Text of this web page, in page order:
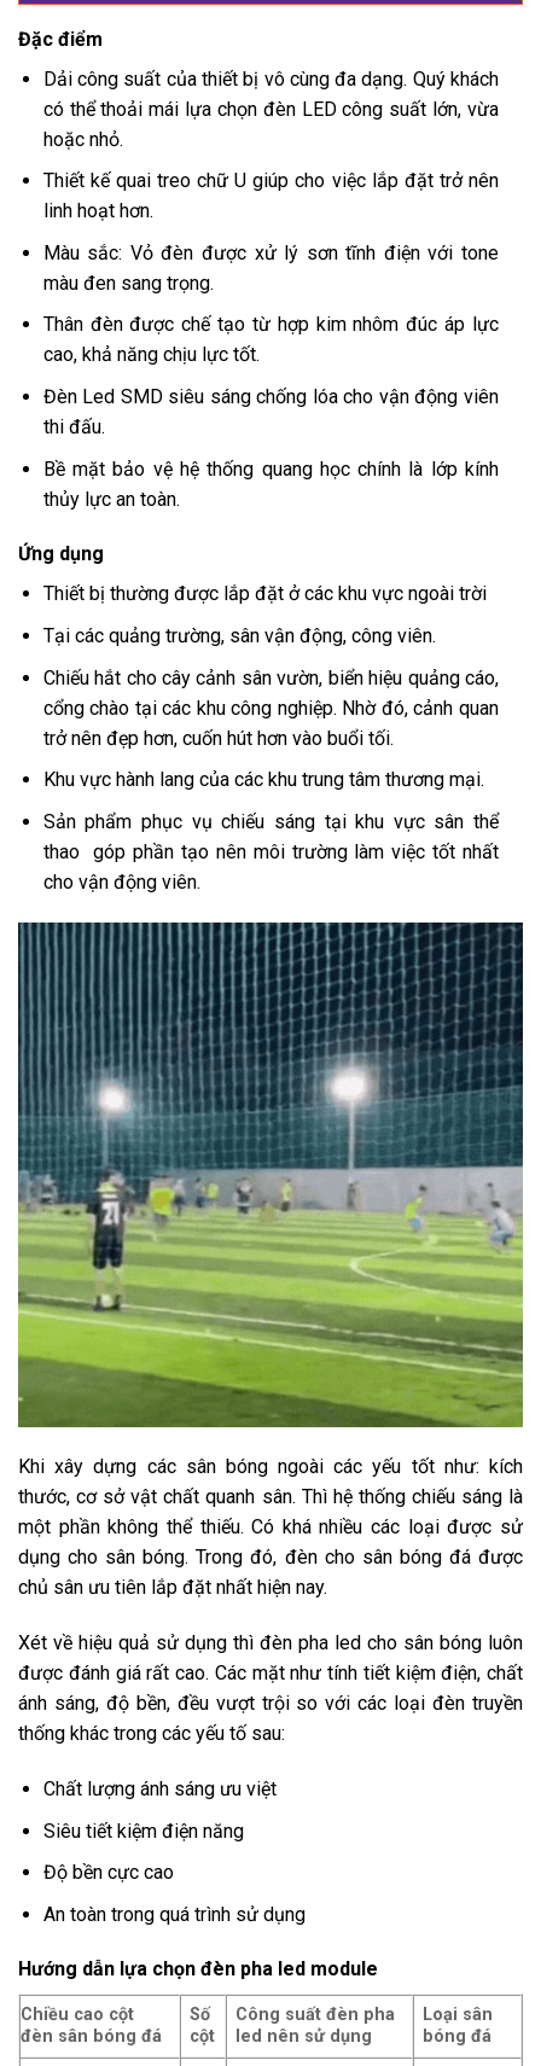
Đặc điểm
Dải công suất của thiết bị vô cùng đa dạng. Quý khách
có thể thoải mái lựa chọn đèn LED công suất lớn, vừa
hoặc nhỏ.
Thiết kế quai treo chữ U giúp cho việc lắp đặt trở nên
linh hoạt hơn.
Màu sắc: Vỏ đèn được xử lý sơn tĩnh điện với tone
màu đen sang trọng.
Thân đèn được chế tạo từ hợp kim nhôm đúc áp lực
cao, khả năng chịu lực tốt.
Đèn Led SMD siêu sáng chống lóa cho vận động viên
thi đấu.
Bề mặt bảo vệ hệ thống quang học chính là lớp kính
thủy lực an toàn.
Ứng dụng
Thiết bị thường được lắp đặt ở các khu vực ngoài trời
Tại các quảng trường, sân vận động, công viên.
Chiếu hắt cho cây cảnh sân vườn, biển hiệu quảng cáo,
cổng chào tại các khu công nghiệp. Nhờ đó, cảnh quan
trở nên đẹp hơn, cuốn hút hơn vào buổi tối.
Khu vực hành lang của các khu trung tâm thương mại.
Sản phẩm phục vụ chiếu sáng tại khu vực sân thể
thao góp phần tạo nên môi trường làm việc tốt nhất
cho vận động viên.
Khi xây dựng các sân bóng ngoài các yếu tốt như: kích
thước, cơ sở vật chất quanh sân. Thì hệ thống chiếu sáng là
một phần không thể thiếu. Có khá nhiều các loại được sử
dụng cho sân bóng. Trong đó, đèn cho sân bóng đá được
chủ sân ưu tiên lắp đặt nhất hiện nay.
Xét về hiệu quả sử dụng thì đèn pha led cho sân bóng luôn
được đánh giá rất cao. Các mặt như tính tiết kiệm điện, chất
ánh sáng, độ bền, đều vượt trội so với các loại đèn truyền
thống khác trong các yếu tố sau:
Chất lượng ánh sáng ưu việt
Siêu tiết kiệm điện năng
Độ bền cực cao
An toàn trong quá trình sử dụng
Hướng dẫn lựa chọn đèn pha led module
Chiều cao cột
đèn sân bóng đá
Số
cột
Công suất đèn pha
led nên sử dụng
Loại sân
bóng đá